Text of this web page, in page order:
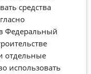
средства
Федеральный
отдельные
использовать